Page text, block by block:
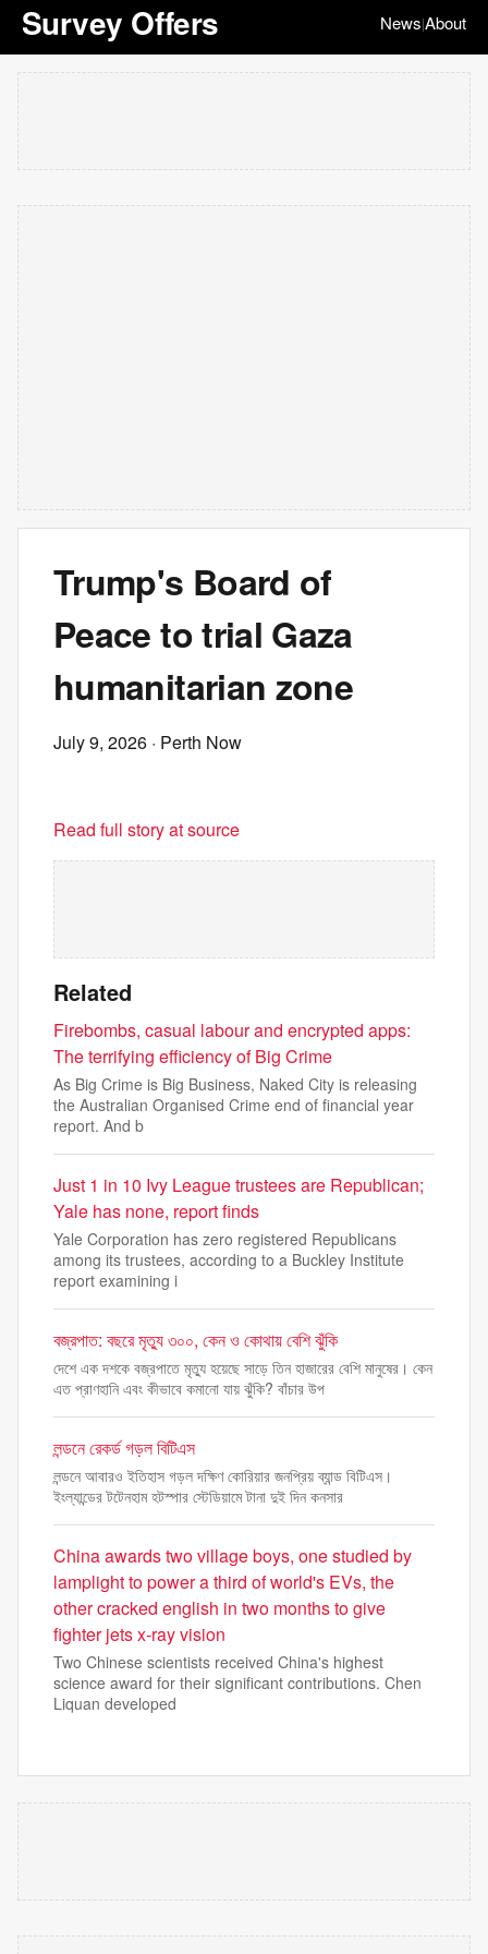
Survey Offers News|About
Trump's Board of
Peace to trial Gaza
humanitarian zone
July 9, 2026 · Perth Now
Read full story at source
Related
Firebombs, casual labour and encrypted apps:
The terrifying efficiency of Big Crime
As Big Crime is Big Business, Naked City is releasing
the Australian Organised Crime end of financial year
report. And b
Just 1 in 10 Ivy League trustees are Republican;
Yale has none, report finds
Yale Corporation has zero registered Republicans
among its trustees, according to a Buckley Institute
report examining i
বজ্রপাত: বছরে মৃত্যু ৩০০, কেন ও কোথায় বেশি ঝুঁকি
দেশে এক দশকে বজ্রপাতে মৃত্যু হয়েছে সাড়ে তিন হাজারের বেশি মানুষের। কেন
এত প্রাণহানি এবং কীভাবে কমানো যায় ঝুঁকি? বাঁচার উপ
লন্ডনে রেকর্ড গড়ল বিটিএস
লন্ডনে আবারও ইতিহাস গড়ল দক্ষিণ কোরিয়ার জনপ্রিয় ব্যান্ড বিটিএস।
ইংল্যান্ডের টটেনহাম হটস্পার স্টেডিয়ামে টানা দুই দিন কনসার
China awards two village boys, one studied by
lamplight to power a third of world's EVs, the
other cracked english in two months to give
fighter jets x-ray vision
Two Chinese scientists received China's highest
science award for their significant contributions. Chen
Liquan developed